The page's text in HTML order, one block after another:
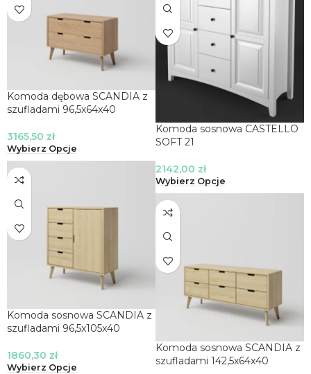
Komoda dębowa SCANDIA z
szufladami 96,5x64x40
3165,50 zł
Wybierz Opcje
Komoda sosnowa CASTELLO
SOFT 21
2142,00 zł
Wybierz Opcje
Komoda sosnowa SCANDIA z
szufladami 96,5x105x40
1860,30 zł
Wybierz Opcje
Komoda sosnowa SCANDIA z
szufladami 142,5x64x40